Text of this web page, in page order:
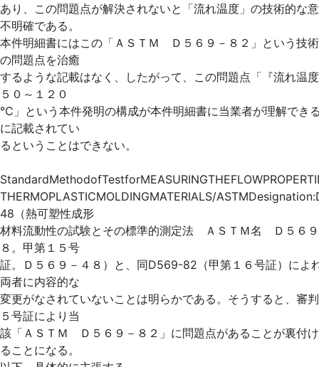
あり、この問題点が解決されないと「流れ温度」の技術的な
不明確である。
本件明細書にはこの「ＡＳＴＭ Ｄ５６９－８２」という技
の問題点を治癒
するような記載はなく、したがって、この問題点「『流れ温
５０～１２０
℃」という本件発明の構成が本件明細書に当業者が理解でき
に記載されてい
るということはできない。
THERMOPLASTICMOLDINGMATERIALS/
48（熱可塑性成形
材料流動性の試験とその標準的測定法 ＡＳＴＭ名 Ｄ５６
８。甲第１５号
証。Ｄ５６９－４８）と、同D569-82（甲第１６号証）によ
両者に内容的な
変更がなされていないことは明らかである。そうすると、審
５号証により当
該「ＡＳＴＭ Ｄ５６９－８２」に問題点があることが裏付
ることになる。